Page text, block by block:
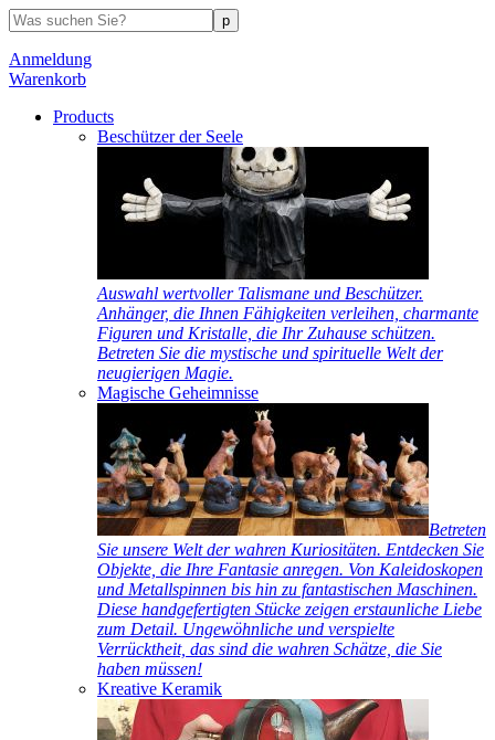
Anmeldung
Warenkorb
Products
Beschützer der Seele
Auswahl wertvoller Talismane und Beschützer.
Anhänger, die Ihnen Fähigkeiten verleihen, charmante
Figuren und Kristalle, die Ihr Zuhause schützen.
Betreten Sie die mystische und spirituelle Welt der
neugierigen Magie.
Magische Geheimnisse
Betreten
Sie unsere Welt der wahren Kuriositäten. Entdecken Sie
Objekte, die Ihre Fantasie anregen. Von Kaleidoskopen
und Metallspinnen bis hin zu fantastischen Maschinen.
Diese handgefertigten Stücke zeigen erstaunliche Liebe
zum Detail. Ungewöhnliche und verspielte
Verrücktheit, das sind die wahren Schätze, die Sie
haben müssen!
Kreative Keramik